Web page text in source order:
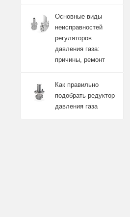
Основные виды
неисправностей
регуляторов
давления газа:
причины, ремонт
Как правильно
подобрать редуктор
давления газа